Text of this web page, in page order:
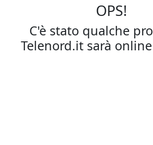
OPS!
C'è stato qualche
Telenord.it sarà